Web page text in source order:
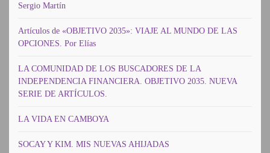
Sergio Martín
Artículos de «OBJETIVO 2035»: VIAJE AL MUNDO DE LAS
OPCIONES. Por Elías
LA COMUNIDAD DE LOS BUSCADORES DE LA
INDEPENDENCIA FINANCIERA. OBJETIVO 2035. NUEVA
SERIE DE ARTÍCULOS.
LA VIDA EN CAMBOYA
SOCAY Y KIM. MIS NUEVAS AHIJADAS